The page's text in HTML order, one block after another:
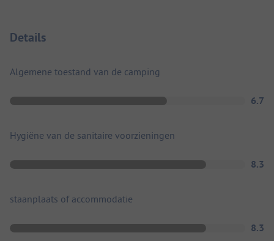
Details
Algemene toestand van de camping
6.7
Hygiëne van de sanitaire voorzieningen
8.3
staanplaats of accommodatie
8.3